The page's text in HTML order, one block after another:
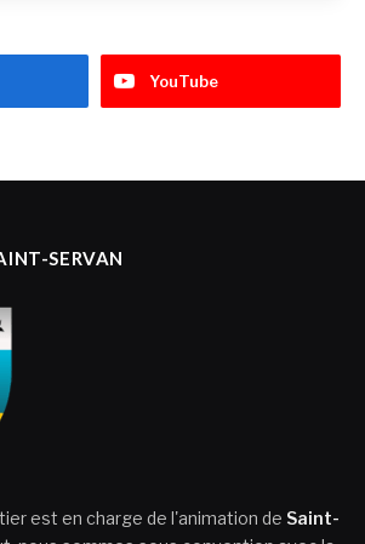
YouTube
SERVAN
est en charge de l'animation de Saint-